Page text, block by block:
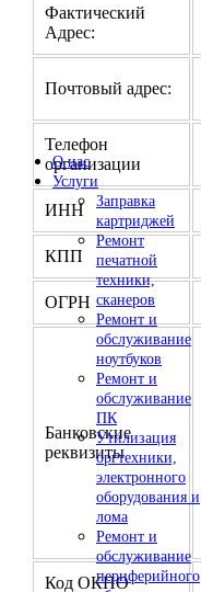
О нас
Услуги
Заправка
картриджей
Ремонт
печатной
техники,
сканеров
Ремонт и
обслуживание
ноутбуков
Ремонт и
обслуживание
ПК
Утилизация
оргтехники,
электронного
оборудования и
лома
Ремонт и
обслуживание
периферийного
Фактический
Адрес:
Почтовый адрес:
Телефон
организации
ИНН
КПП
ОГРН
Банковские
реквизиты
Код ОКПО